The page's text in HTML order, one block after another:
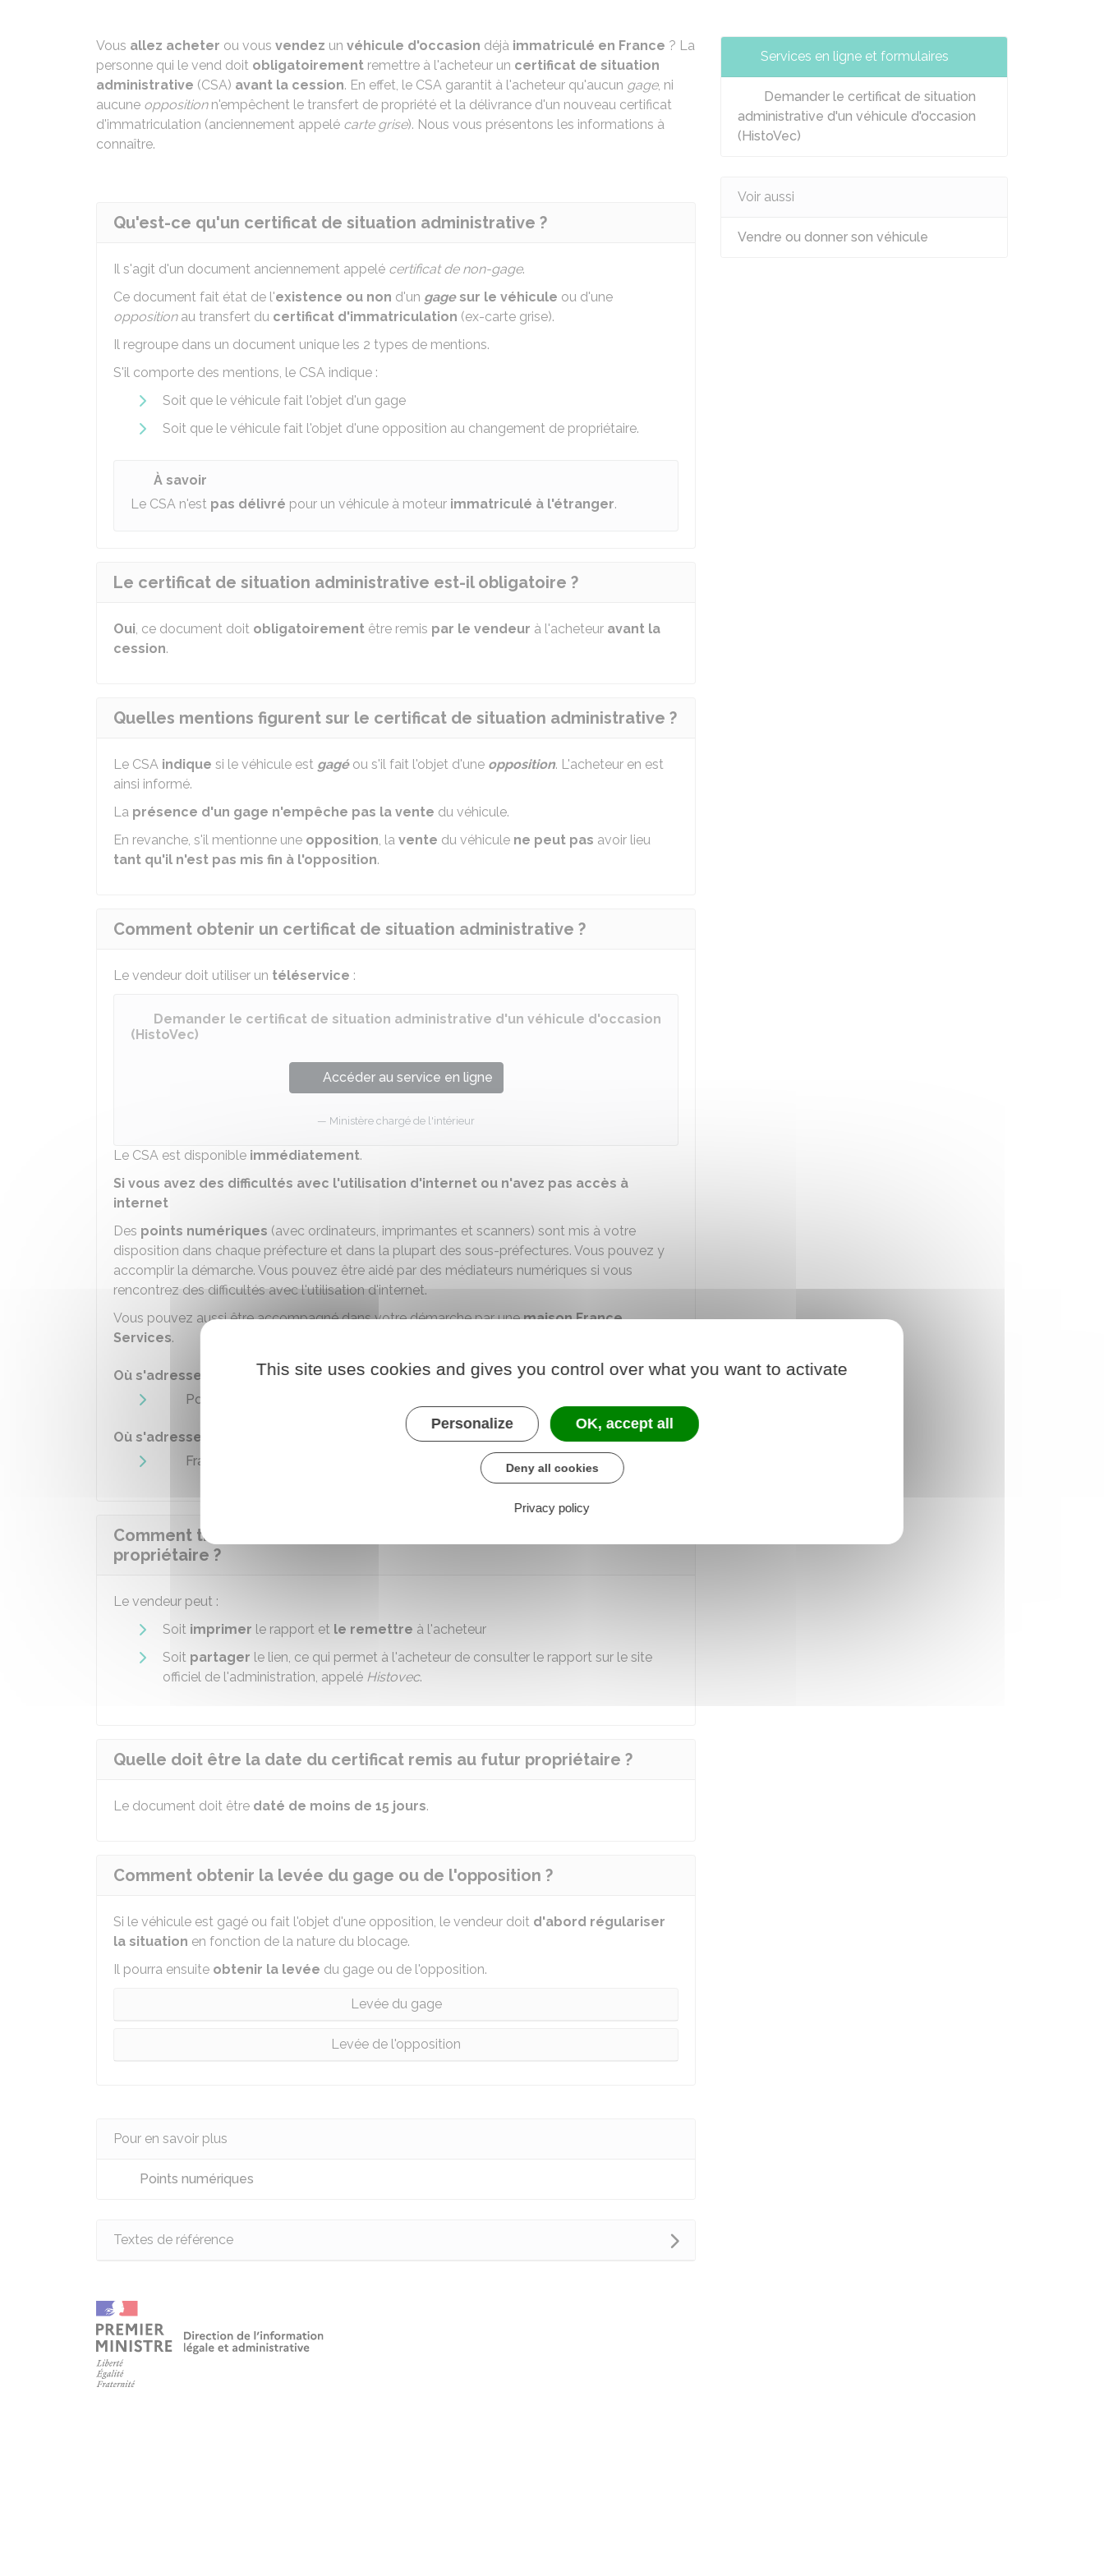
Vous allez acheter ou vous vendez un véhicule d'occasion déjà immatriculé en France ? La
personne qui le vend doit obligatoirement remettre à l'acheteur un certificat de situation
administrative (CSA) avant la cession. En effet, le CSA garantit à l'acheteur qu'aucun gage, ni
aucune oppositionn'empêchent le transfert de propriété et la délivrance d'un nouveau certificat
d'immatriculation (anciennement appelé carte grise). Nous vous présentons les informations à
connaître.
Qu'est-ce qu'un certificat de situation administrative ?
Il s'agit d'un document anciennement appelé certificat de non-gage.
Ce document fait état de l'existence ou non d'un gagesur le véhicule ou d'une
oppositionau transfert du certificat d'immatriculation (ex-carte grise).
Il regroupe dans un document unique les 2 types de mentions.
S'il comporte des mentions, le CSA indique :
Soit que le véhicule fait l'objet d'un gage
Soit que le véhicule fait l'objet d'une opposition au changement de propriétaire.
À savoir
Le CSA n'est pas délivré pour un véhicule à moteur immatriculé à l'étranger.
Le certificat de situation administrative est-il obligatoire ?
Oui, ce document doit obligatoirement être remis par le vendeur à l'acheteur avant la
cession.
Quelles mentions figurent sur le certificat de situation administrative ?
Le CSA indique si le véhicule est gagéou s'il fait l'objet d'une opposition. L'acheteur en est
ainsi informé.
La présence d'un gage n'empêche pas la vente du véhicule.
En revanche, s'il mentionne une opposition, la vente du véhicule ne peut pas avoir lieu
tant qu'il n'est pas mis fin à l'opposition.
Comment obtenir un certificat de situation administrative ?
Le vendeur doit utiliser un téléservice :
Demander le certificat de situation administrative d'un véhicule d'occasion
(HistoVec)
Accéder au service en ligne
Ministère chargé de l'intérieur
Le CSA est disponible immédiatement.
Si vous avez des difficultés avec l'utilisation d'internet ou n'avez pas accès à
internet
Des points numériques (avec ordinateurs, imprimantes et scanners) sont mis à votre
disposition dans chaque préfecture et dans la plupart des sous-préfectures. Vous pouvez y
accomplir la démarche. Vous pouvez être aidé par des médiateurs numériques si vous
rencontrez des difficultés avec l'utilisation d'internet.
Vous pouvez aussi être accompagné dans votre démarche par unemaison France
Services.
Où s'adresser ?
Point d'accueil numérique
Où s'adresser ?
France Services / Maison de services au public
Comment transmettre le certificat de situation administrative au futur
propriétaire ?
Le vendeur peut :
Soit imprimer le rapport et le remettre à l'acheteur
Soit partager le lien, ce qui permet à l'acheteur de consulter le rapport sur le site
officiel de l'administration, appelé Histovec.
Quelle doit être la date du certificat remis au futur propriétaire ?
Le document doit être daté de moins de 15 jours.
Comment obtenir la levée du gage ou de l'opposition ?
Si le véhicule est gagé ou fait l'objet d'une opposition, le vendeur doit d'abord régulariser
la situation en fonction de la nature du blocage.
Il pourra ensuite obtenir la levée du gage ou de l'opposition.
Levée du gage
Levée de l'opposition
Pour en savoir plus
Points numériques
Textes de référence
Services en ligne et formulaires
Demander le certificat de situation
administrative d'un véhicule d'occasion
(HistoVec)
Voir aussi
Vendre ou donner son véhicule
This site uses cookies and gives you control over what you want to activate
Personalize OK, accept all
Deny all cookies
Privacy policy